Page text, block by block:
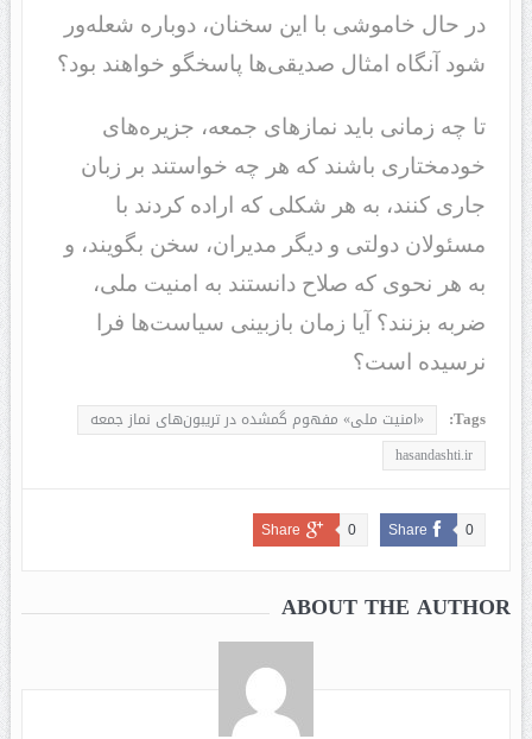
در حال خاموشی با این سخنان، دوباره شعله‌ور
شود آنگاه امثال صدیقی‌ها پاسخگو خواهند بود؟
تا چه زمانی باید نمازهای جمعه، جزیره‌های
خودمختاری باشند که هر چه خواستند بر زبان
جاری کنند، به هر شکلی که اراده کردند با
مسئولان دولتی و دیگر مدیران، سخن بگویند، و
به هر نحوی که صلاح دانستند به امنیت ملی،
ضربه بزنند؟ آیا زمان بازبینی سیاست‌ها فرا
نرسیده است؟
Tags:
«امنیت ملی» مفهوم گمشده در تریبون‌های نماز جمعه
hasandashti.ir
Share 0
Share 0
ABOUT THE AUTHOR